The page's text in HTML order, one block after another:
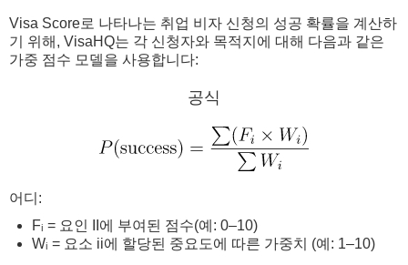
Visa Score로 나타나는 취업 비자 신청의 성공 확률을 계산하
기 위해, VisaHQ는 각 신청자와 목적지에 대해 다음과 같은
가중 점수 모델을 사용합니다:
공식
어디:
Fᵢ = 요인 II에 부여된 점수(예: 0–10)
Wᵢ = 요소 ii에 할당된 중요도에 따른 가중치 (예: 1–10)